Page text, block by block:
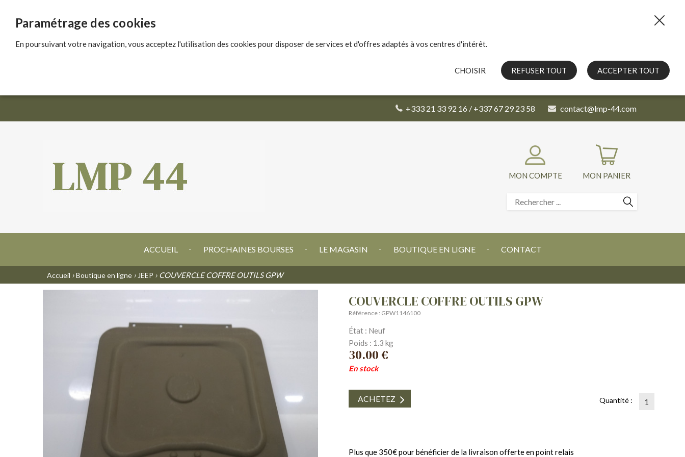
+333 21 33 92 16 / +337 67 29 23 58 contact@lmp-44.com
MON COMPTE MON PANIER
ACCUEIL PROCHAINES BOURSES LE MAGASIN BOUTIQUE EN LIGNE CONTACT
Accueil ›Boutique en ligne › JEEP › COUVERCLE COFFRE OUTILS GPW
COUVERCLE COFFRE OUTILS GPW
Référence : GPW1146100
État : Neuf
Poids : 1.3 kg
30.00 €
En stock
Quantité :
ACHETEZ
Plus que 350€ pour bénéficier de la livraison offerte en point relais
Paramétrage des cookies
En poursuivant votre navigation, vous acceptez l'utilisation des cookies pour disposer de services et d'offres adaptés à vos centres d'intérêt.
CHOISIR REFUSER TOUT ACCEPTER TOUT